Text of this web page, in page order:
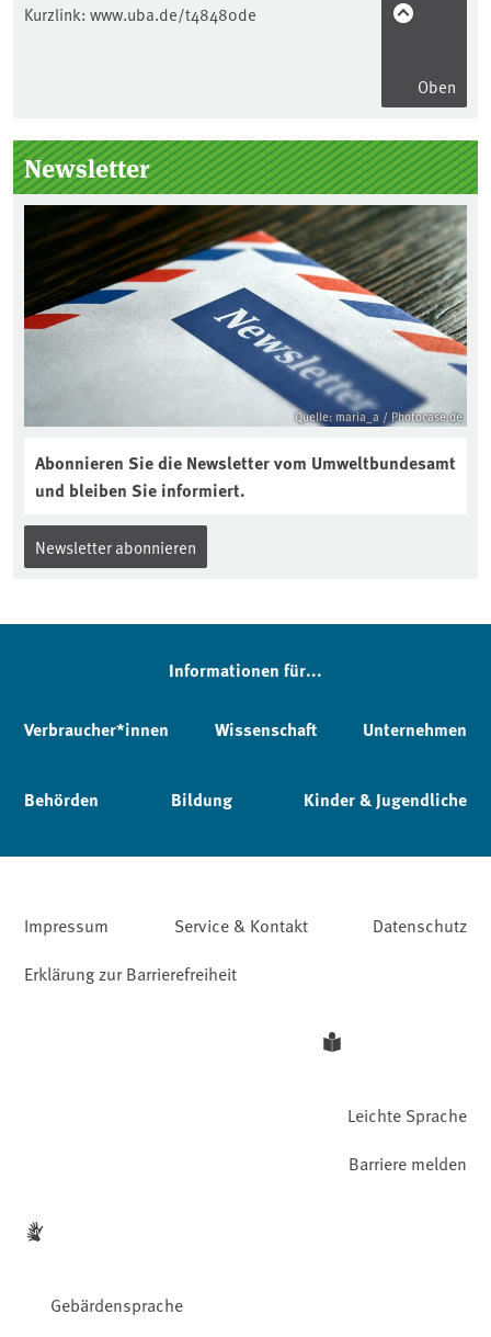
Kurzlink: www.uba.de/t48480de
Oben
Seitenleiste
Newsletter
Quelle: maria_a / Photocase.de
Abonnieren Sie die Newsletter vom Umweltbundesamt
und bleiben Sie informiert.
Newsletter abonnieren
Informationen für...
Verbraucher*innen Wissenschaft Unternehmen
Behörden Bildung Kinder & Jugendliche
Impressum Service & Kontakt
Datenschutz
Erklärung zur Barrierefreiheit
Leichte Sprache
Gebärdensprache
Barriere melden